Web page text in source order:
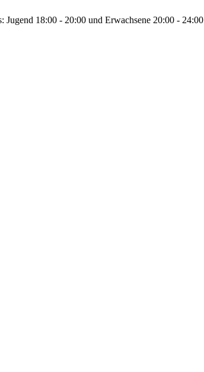
Jugend 18:00 - 20:00 und Erwachsene 20:00 - 24:00